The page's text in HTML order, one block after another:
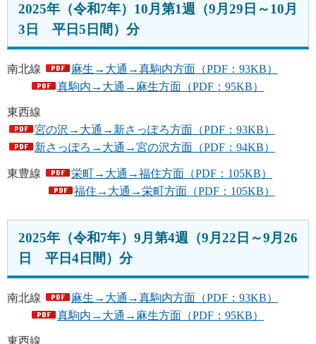
2025年（令和7年）10月第1週（9月29日～10月
3日 平日5日間）分
南北線
麻生→大通→真駒内方面（PDF：93KB）
真駒内→大通→麻生方面（PDF：95KB）
東西線
宮の沢→大通→新さっぽろ方面（PDF：93KB）
新さっぽろ→大通→宮の沢方面（PDF：94KB）
東豊線
栄町→大通→福住方面（PDF：105KB）
福住→大通→栄町方面（PDF：105KB）
2025年（令和7年）9月第4週（9月22日～9月26
日 平日4日間）分
南北線
麻生→大通→真駒内方面（PDF：93KB）
真駒内→大通→麻生方面（PDF：95KB）
東西線